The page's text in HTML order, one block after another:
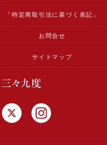
「特定商取引法に基づく表記」
お問合せ
サイトマップ